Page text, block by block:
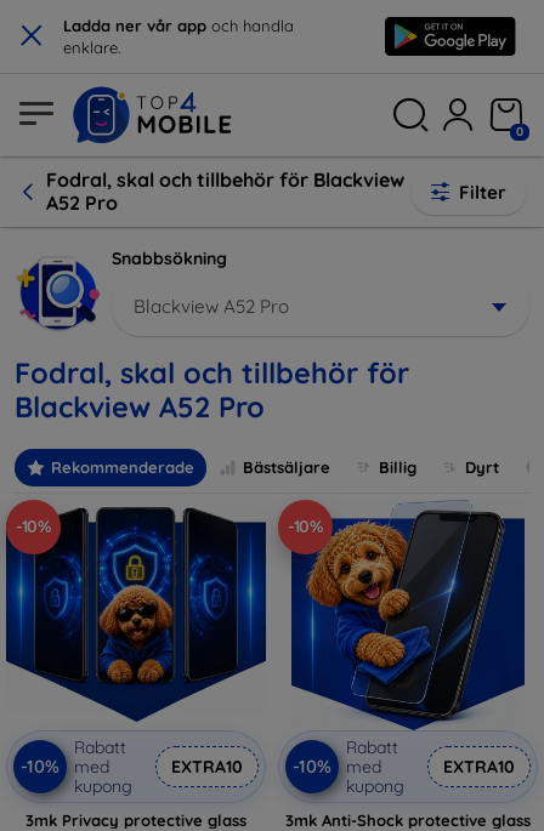
× Ladda ner vår app och handla
enklare.
0
Fodral, skal och tillbehör för Blackview
A52 Pro
Filter
Snabbsökning
Blackview A52 Pro
Fodral, skal och tillbehör för
Blackview A52 Pro
Rekommenderade Bästsäljare Billig Dyrt
-10%
-10%
Rabatt
med
kupong
EXTRA10
3mk Privacy protective glass
-10%
-10%
Rabatt
med
kupong
EXTRA10
3mk Anti-Shock protective glass